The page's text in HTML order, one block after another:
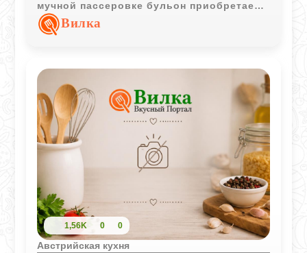
мучной пассеровке бульон приобретает
более насыщенную текстуру и
выразительный вкус.
Вилка
1,56K 0 0
Австрийская кухня